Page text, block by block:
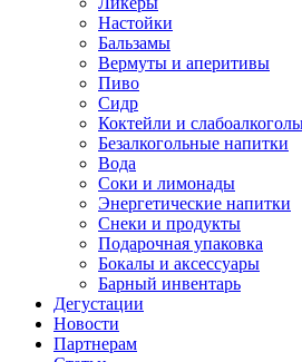
Настойки
Бальзамы
Вермуты и аперитивы
Пиво
Сидр
Коктейли и
Безалкогольные напитки
Вода
Соки и лимонады
Энергетические напитки
Снеки и продукты
Подарочная упаковка
Бокалы и аксессуары
Барный инвентарь
Дегустации
Новости
Партнерам